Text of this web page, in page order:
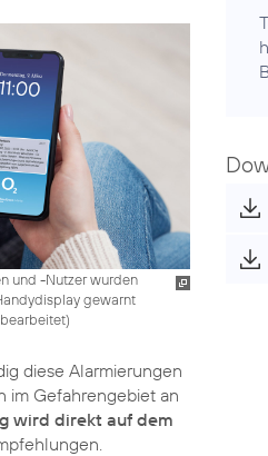
und -Nutzer wurden
gewarnt
)
diese Alarmierungen
im Gefahrengebiet an
wird direkt auf dem